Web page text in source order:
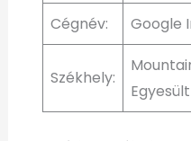
Cégnév:
Google
Székhely: